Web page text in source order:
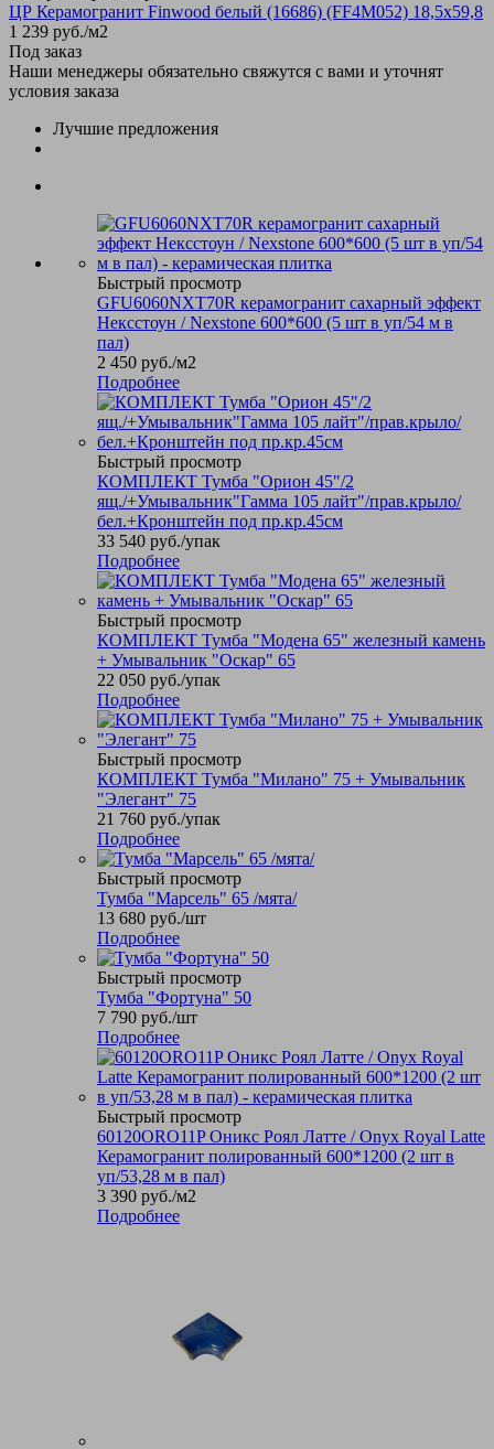
ЦР Керамогранит Finwood белый (16686) (FF4M052) 18,5x59,8
1 239 руб./м2
Под заказ
Наши менеджеры обязательно свяжутся с вами и уточнят
условия заказа
Лучшие предложения
Быстрый просмотр
GFU6060NXT70R керамогранит сахарный эффект
Нексстоун / Nexstone 600*600 (5 шт в уп/54 м в
пал)
2 450 руб./м2
Подробнее
Быстрый просмотр
КОМПЛЕКТ Тумба "Орион 45"/2
ящ./+Умывальник"Гамма 105 лайт"/прав.крыло/
бел.+Кронштейн под пр.кр.45см
33 540 руб./упак
Подробнее
Быстрый просмотр
КОМПЛЕКТ Тумба "Модена 65" железный камень
+ Умывальник "Оскар" 65
22 050 руб./упак
Подробнее
Быстрый просмотр
КОМПЛЕКТ Тумба "Милано" 75 + Умывальник
"Элегант" 75
21 760 руб./упак
Подробнее
Быстрый просмотр
Тумба "Марсель" 65 /мята/
13 680 руб./шт
Подробнее
Быстрый просмотр
Тумба "Фортуна" 50
7 790 руб./шт
Подробнее
Быстрый просмотр
60120ORO11P Оникс Роял Латте / Onyx Royal Latte
Керамогранит полированный 600*1200 (2 шт в
уп/53,28 м в пал)
3 390 руб./м2
Подробнее